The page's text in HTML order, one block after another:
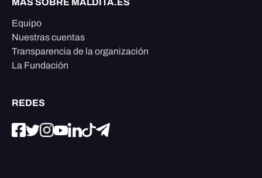
MÁS SOBRE MALDITA.ES
Equipo
Nuestras cuentas
Transparencia de la organización
La Fundación
REDES